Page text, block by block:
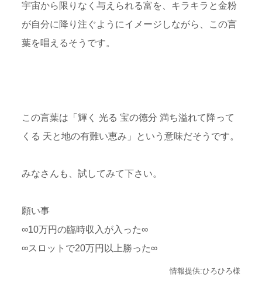
宇宙から限りなく与えられる富を、キラキラと金粉
が自分に降り注ぐようにイメージしながら、この言
葉を唱えるそうです。
この言葉は「輝く 光る 宝の徳分 満ち溢れて降って
くる 天と地の有難い恵み」という意味だそうです。
みなさんも、試してみて下さい。
願い事
∞10万円の臨時収入が入った∞
∞スロットで20万円以上勝った∞
情報提供:ひろひろ様